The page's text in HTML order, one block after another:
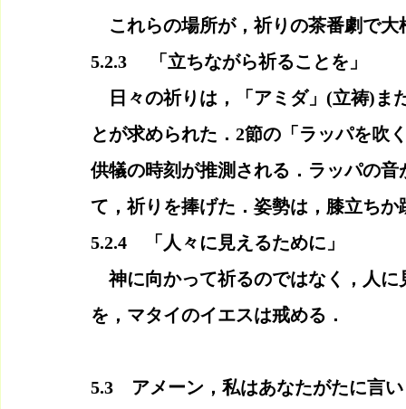
これらの場所が，祈りの茶番劇で大
5.2.3 　「立ちながら祈ることを」
日々の祈りは，「アミダ」(立祷)ま
とが求められた．2節の「ラッパを吹
供犠の時刻が推測される．ラッパの
て，祈りを捧げた．姿勢は，膝立ち
5.2.4　「人々に見えるために」
神に向かって祈るのではなく，人に
を，マタイのイエスは戒める．
5.3　アメーン，私はあなたがたに言